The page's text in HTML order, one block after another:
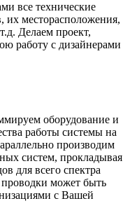
все технические
их месторасположения,
Делаем проект,
работу с дизайнерами
оборудование и
работы системы на
производим
систем, прокладывая
для всего спектра
может быть
с Вашей